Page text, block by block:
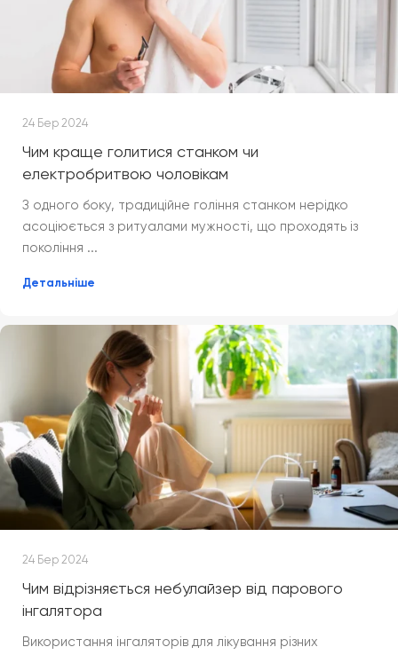
24 Бер 2024
Чим краще голитися станком чи
електробритвою чоловікам
З одного боку, традиційне гоління станком нерідко
асоціюється з ритуалами мужності, що проходять із
покоління ...
Детальніше
24 Бер 2024
Чим відрізняється небулайзер від парового
інгалятора
Використання інгаляторів для лікування різних